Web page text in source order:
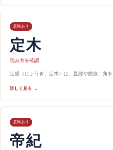
意味あり
定木
読み方を確認
定規（じょうぎ、定木）は、直線や曲線、角
詳しく見る →
意味あり
帝紀